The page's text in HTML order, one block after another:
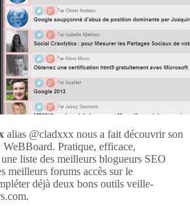
alias @cladxxx nous a fait découvrir son
Pratique, efficace,
liste des meilleurs blogueurs SEO
meilleurs forums accès sur le
déjà deux bons outils veille-